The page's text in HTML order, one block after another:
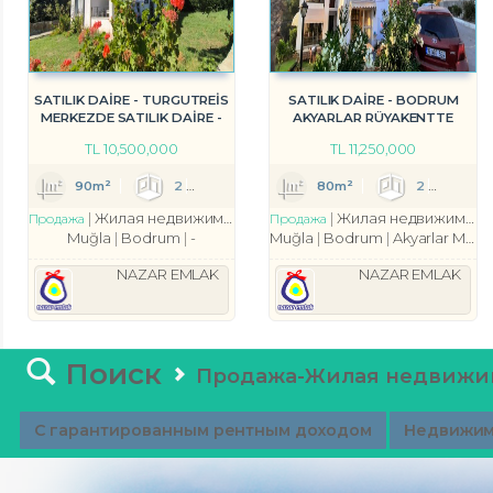
SATILIK DAİRE - TURGUTREİS
MERKEZDE SATILIK DAİRE -
TL 10,500,000
90m² 2 2
Продажа Жилая недвижимость
квартира
Muğla
Bodrum -
NAZAR EMLAK
SATILIK DAİRE - BODRUM
AKYARLAR RÜYAKENTTE
TL 11,250,000
80m² 2
Продажа Жилая недвижимость
Muğla
Bodrum Akyarlar Mah.
NAZAR EMLAK
Поиск Продажа-Жилая
С гарантированным рентным доходом